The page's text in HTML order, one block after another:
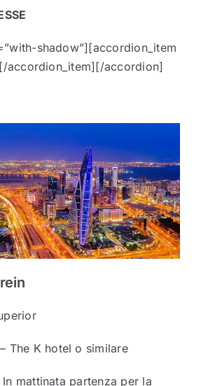
shadow”][accordion_item
accordion_item][/accordion]
– The K hotel o similare
mattinata partenza per la